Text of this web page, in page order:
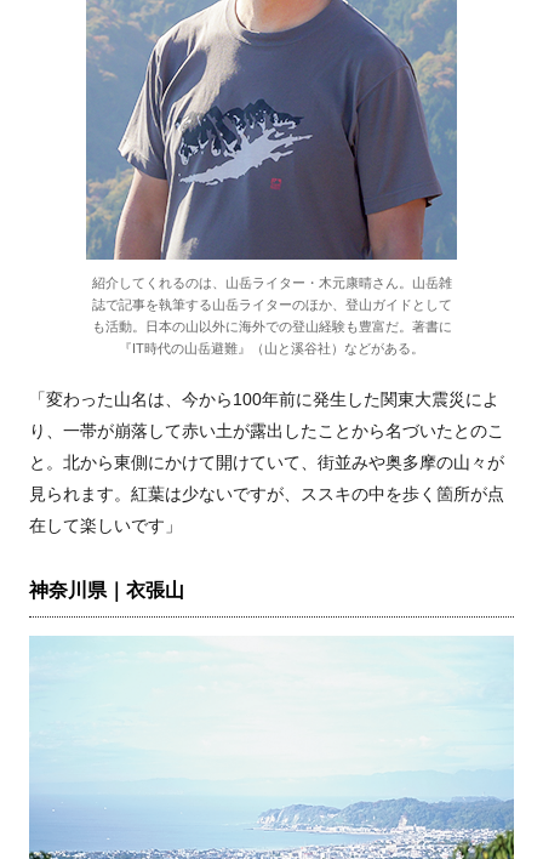
紹介してくれるのは、山岳ライター・木元康晴さん。山岳雑
誌で記事を執筆する山岳ライターのほか、登山ガイドとして
も活動。日本の山以外に海外での登山経験も豊富だ。著書に
『IT時代の山岳避難』（山と溪谷社）などがある。
「変わった山名は、今から100年前に発生した関東大震災によ
り、一帯が崩落して赤い土が露出したことから名づいたとのこ
と。北から東側にかけて開けていて、街並みや奥多摩の山々が
見られます。紅葉は少ないですが、ススキの中を歩く箇所が点
在して楽しいです」
神奈川県｜衣張山